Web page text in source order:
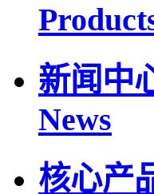
新闻中
News
核心产